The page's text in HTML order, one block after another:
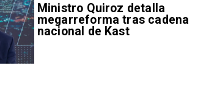
Ministro Quiroz detalla
megarreforma tras cadena
nacional de Kast